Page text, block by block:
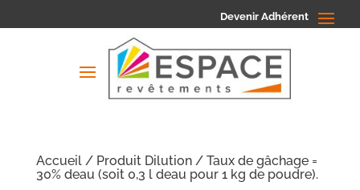
Devenir Adhérent
Accueil/ Produit Dilution / Taux de gâchage =
30% deau (soit 0,3 l deau pour 1 kg de poudre).